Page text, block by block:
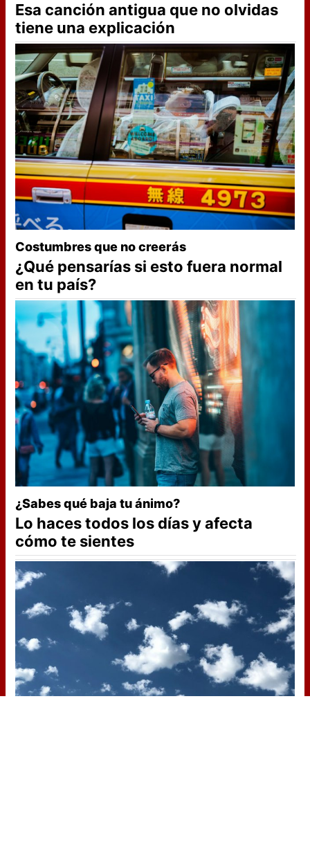
Esa canción antigua que no olvidas
tiene una explicación
Costumbres que no creerás
¿Qué pensarías si esto fuera normal
en tu país?
¿Sabes qué baja tu ánimo?
Lo haces todos los días y afecta
cómo te sientes